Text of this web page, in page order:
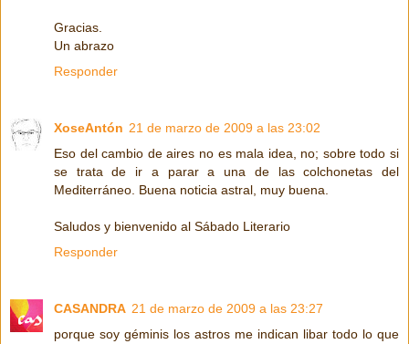
Gracias.
Un abrazo
Responder
XoseAntón 21 de marzo de 2009 a las 23:02
Eso del cambio de aires no es mala idea, no; sobre todo si
se trata de ir a parar a una de las colchonetas del
Mediterráneo. Buena noticia astral, muy buena.
Saludos y bienvenido al Sábado Literario
Responder
CASANDRA 21 de marzo de 2009 a las 23:27
porque soy géminis los astros me indican libar todo lo que